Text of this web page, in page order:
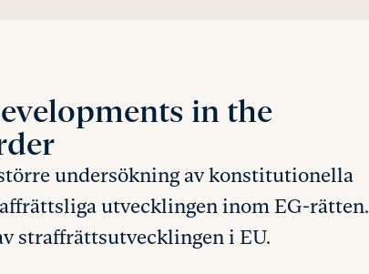
in the
undersökning av konstitutionella
utvecklingen inom EG-rätten.
straffrättsutvecklingen i EU.